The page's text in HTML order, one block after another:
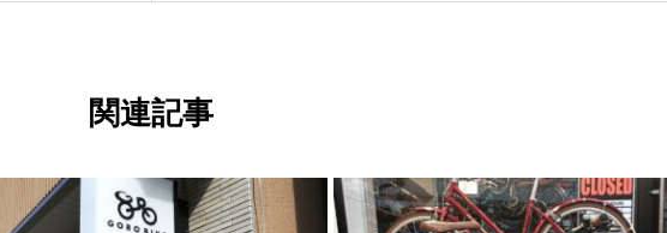
関連記事